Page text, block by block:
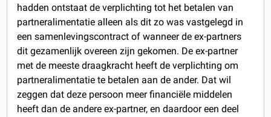
hadden ontstaat de verplichting tot het betalen van
partneralimentatie alleen als dit zo was vastgelegd in
een samenlevingscontract of wanneer de ex-partners
dit gezamenlijk overeen zijn gekomen. De ex-partner
met de meeste draagkracht heeft de verplichting om
partneralimentatie te betalen aan de ander. Dat wil
zeggen dat deze persoon meer financiële middelen
heeft dan de andere ex-partner, en daardoor een deel